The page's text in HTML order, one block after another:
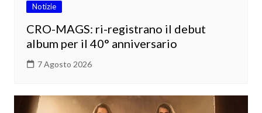
Notizie
CRO-MAGS: ri-registrano il debut
album per il 40° anniversario
7 Agosto 2026